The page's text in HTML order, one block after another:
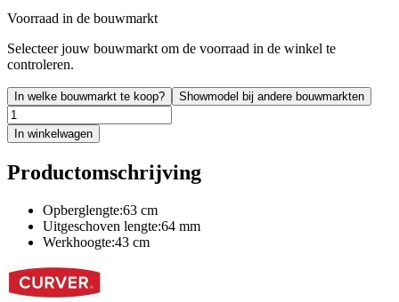
Voorraad in de bouwmarkt
Selecteer jouw bouwmarkt om de voorraad in de winkel te
controleren.
In welke bouwmarkt te koop? Showmodel bij andere bouwmarkten
In winkelwagen
Productomschrijving
Opberglengte:63 cm
Uitgeschoven lengte:64 mm
Werkhoogte:43 cm